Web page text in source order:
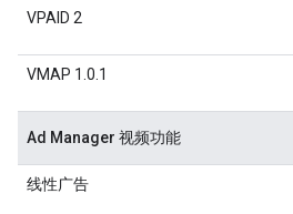
VPAID 2
VMAP 1.0.1
Ad Manager 视频功能
线性广告